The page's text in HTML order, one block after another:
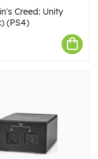
Creed: Unity
(PS4)